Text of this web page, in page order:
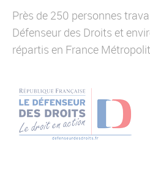
Près de 250 personnes
Défenseur des Droits et
répartis en France